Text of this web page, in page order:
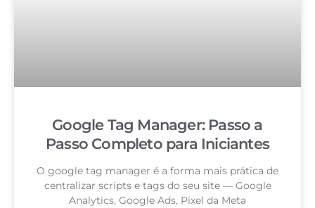
Google Tag Manager: Passo a
Passo Completo para Iniciantes
O google tag manager é a forma mais prática de
centralizar scripts e tags do seu site — Google
Analytics, Google Ads, Pixel da Meta